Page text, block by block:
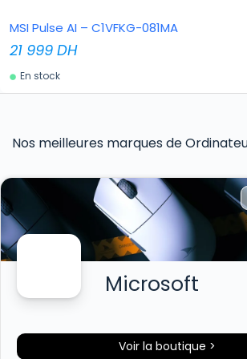
MSI Pulse AI – C1VFKG-081MA
21 999 DH
En stock
Nos meilleures marques de
Microsoft
Voir la boutique >